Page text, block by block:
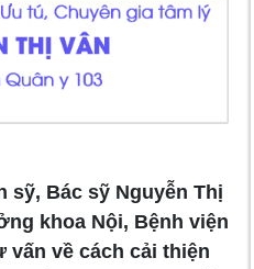
sỹ, Bác sỹ Nguyễn Thị
khoa Nội, Bệnh viện
vấn về cách cải thiện